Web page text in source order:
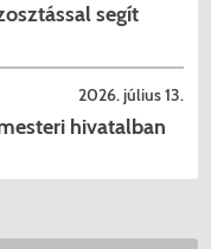
segít
2026. július 13.
hivatalban